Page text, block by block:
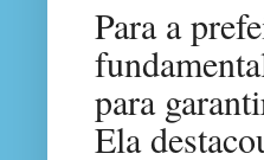
Para a
para
Ela